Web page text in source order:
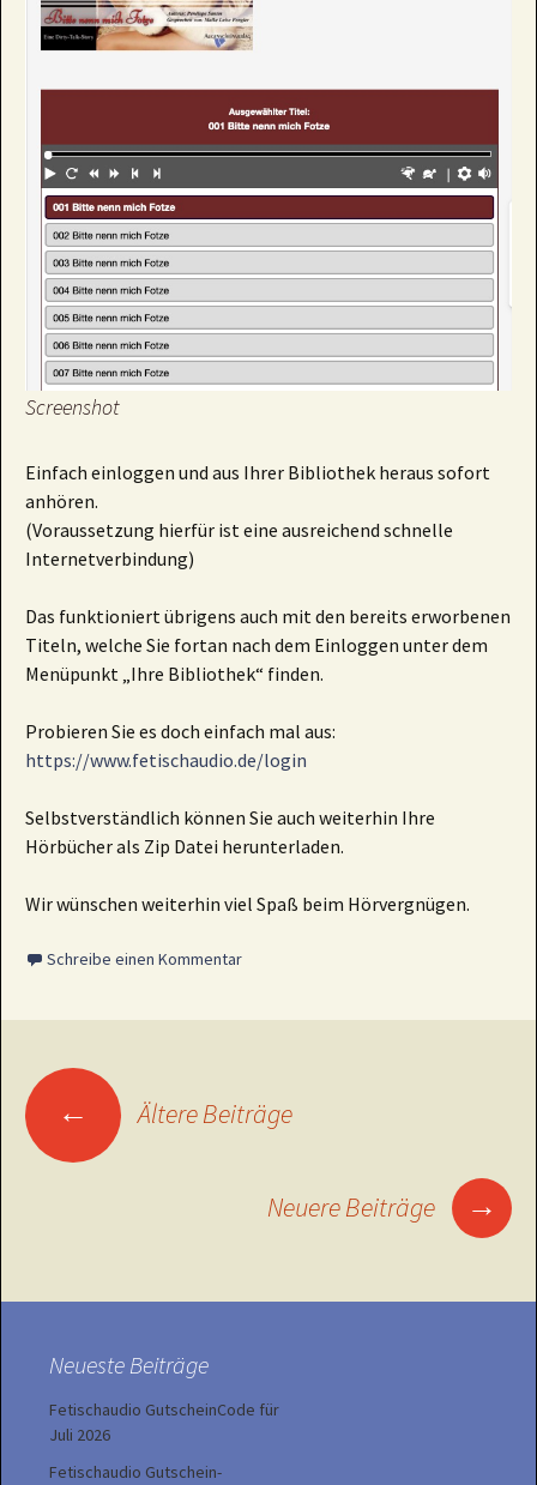
Screenshot
Einfach einloggen und aus Ihrer Bibliothek heraus sofort
anhören.
(Voraussetzung hierfür ist eine ausreichend schnelle
Internetverbindung)
Das funktioniert übrigens auch mit den bereits erworbenen
Titeln, welche Sie fortan nach dem Einloggen unter dem
Menüpunkt „Ihre Bibliothek“ finden.
Probieren Sie es doch einfach mal aus:
https://www.fetischaudio.de/login
Selbstverständlich können Sie auch weiterhin Ihre
Hörbücher als Zip Datei herunterladen.
Wir wünschen weiterhin viel Spaß beim Hörvergnügen.
Schreibe einen Kommentar
Beitragsnavigation
← Ältere Beiträge
Neuere Beiträge →
Neueste Beiträge
Fetischaudio GutscheinCode für
Juli 2026
Fetischaudio Gutschein-